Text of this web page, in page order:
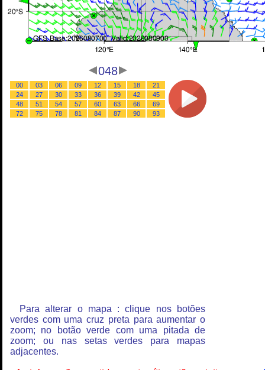
048
00 03 06 09 12 15 18
21
24
27 30 33 36 39 42
45
48
51 54 57 60 63 66
69
72
75 78 81 84 87 90 93
Para alterar o mapa : clique nos botões
verdes com uma cruz preta para aumentar o
zoom; no botão verde com uma pitada de
zoom; ou nas setas verdes para mapas
adjacentes.